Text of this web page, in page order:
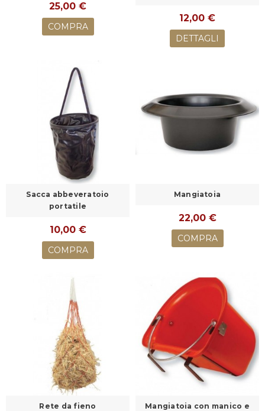
25,00 €
COMPRA
12,00 €
DETTAGLI
Sacca abbeveratoio
portatile
10,00 €
COMPRA
Mangiatoia
22,00 €
COMPRA
Rete da fieno
Mangiatoia con manico e